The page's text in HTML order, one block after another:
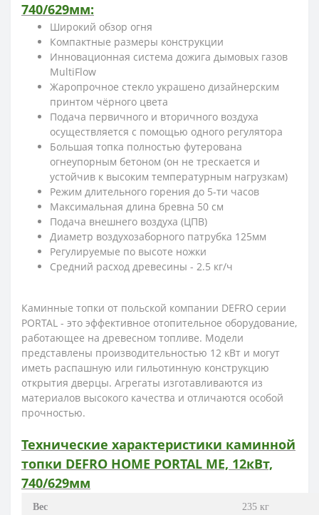
740/629мм:
Широкий обзор огня
Компактные размеры конструкции
Инновационная система дожига дымовых газов
MultiFlow
Жаропрочное стекло украшено дизайнерским
принтом чёрного цвета
Подача первичного и вторичного воздуха
осуществляется с помощью одного регулятора
Большая топка полностью футерована
огнеупорным бетоном (он не трескается и
устойчив к высоким температурным нагрузкам)
Режим длительного горения до 5-ти часов
Максимальная длина бревна 50 см
Подача внешнего воздуха (ЦПВ)
Диаметр воздухозаборного патрубка 125мм
Регулируемые по высоте ножки
Средний расход древесины - 2.5 кг/ч
Каминные топки от польской компании DEFRO серии
PORTAL - это эффективное отопительное оборудование,
работающее на древесном топливе. Модели
представлены производительностью 12 кВт и могут
иметь распашную или гильотинную конструкцию
открытия дверцы. Агрегаты изготавливаются из
материалов высокого качества и отличаются особой
прочностью.
Технические характеристики каминной
топки DEFRO HOME PORTAL ME, 12кВт,
740/629мм
Вес 235 кг